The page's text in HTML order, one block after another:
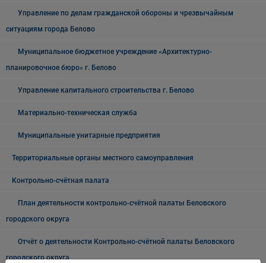
Управление по делам гражданской обороны и чрезвычайным
ситуациям города Белово
Муниципальное бюджетное учреждение «Архитектурно-
планировочное бюро» г. Белово
Управление капитального строительства г. Белово
Материально-техническая служба
Муниципальные унитарные предприятия
Территориальные органы местного самоуправления
Контрольно-счётная палата
План деятельности контрольно-счётной палаты Беловского
городского округа
Отчёт о деятельности Контрольно-счётной палаты Беловского
городского округа